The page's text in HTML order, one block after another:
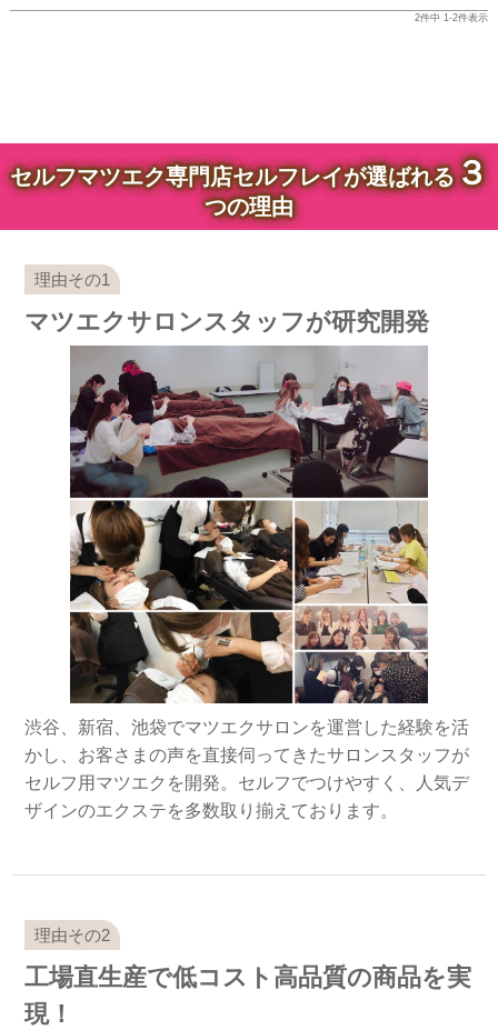
2件中 1-2件表示
セルフマツエク専門店セルフレイが選ばれる３
つの理由
マツエクサロンスタッフが研究開発
渋谷、新宿、池袋でマツエクサロンを運営した経験を活
かし、お客さまの声を直接伺ってきたサロンスタッフが
セルフ用マツエクを開発。セルフでつけやすく、人気デ
ザインのエクステを多数取り揃えております。
工場直生産で低コスト高品質の商品を実
現！